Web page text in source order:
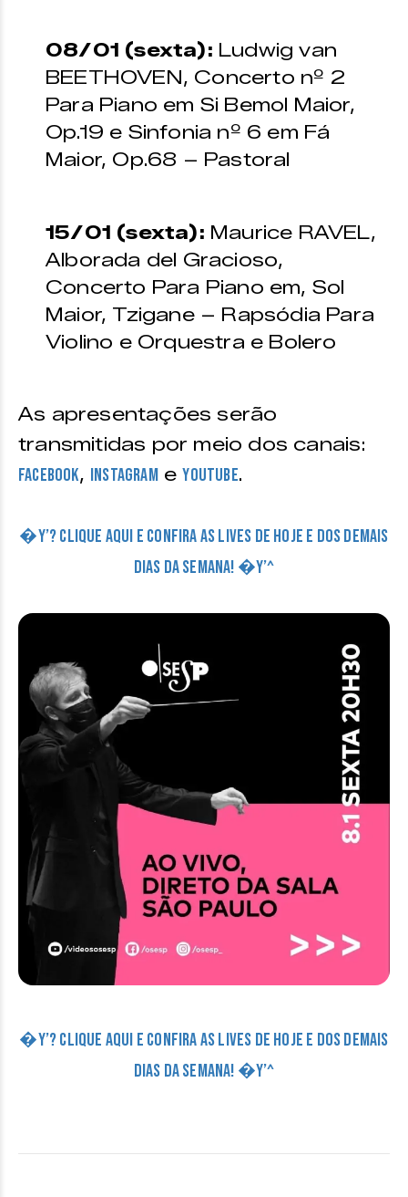
08/01 (sexta): Ludwig van
BEETHOVEN, Concerto nº 2
Para Piano em Si Bemol Maior,
Op.19 e Sinfonia nº 6 em Fá
Maior, Op.68 – Pastoral
15/01 (sexta): Maurice RAVEL,
Alborada del Gracioso,
Concerto Para Piano em, Sol
Maior, Tzigane – Rapsódia Para
Violino e Orquestra e Bolero
As apresentações serão
transmitidas por meio dos canais:
Facebook, InstagrameYoutube.
�Y’? CLIQUE AQUI E CONFIRA AS LIVES DE HOJE E DOS DEMAIS
DIAS DA SEMANA! �Y’^
�Y’? CLIQUE AQUI E CONFIRA AS LIVES DE HOJE E DOS DEMAIS
DIAS DA SEMANA! �Y’^